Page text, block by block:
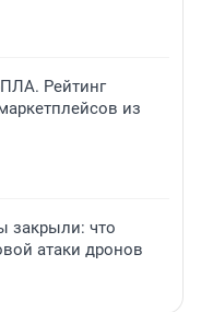
Рейтинг
из
закрыли: что
атаки дронов